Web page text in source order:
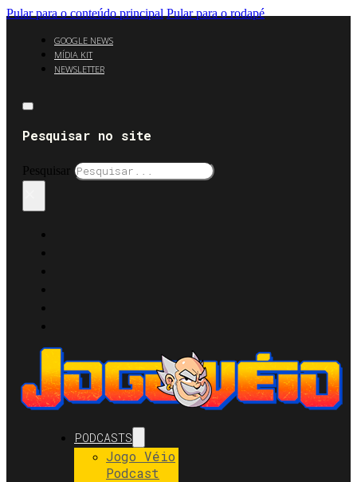
Pular para o conteúdo principal Pular para o rodapé
GOOGLE NEWS
MÍDIA KIT
NEWSLETTER
Pesquisar no site
Pesquisar
PODCASTS
Jogo Véio
Podcast